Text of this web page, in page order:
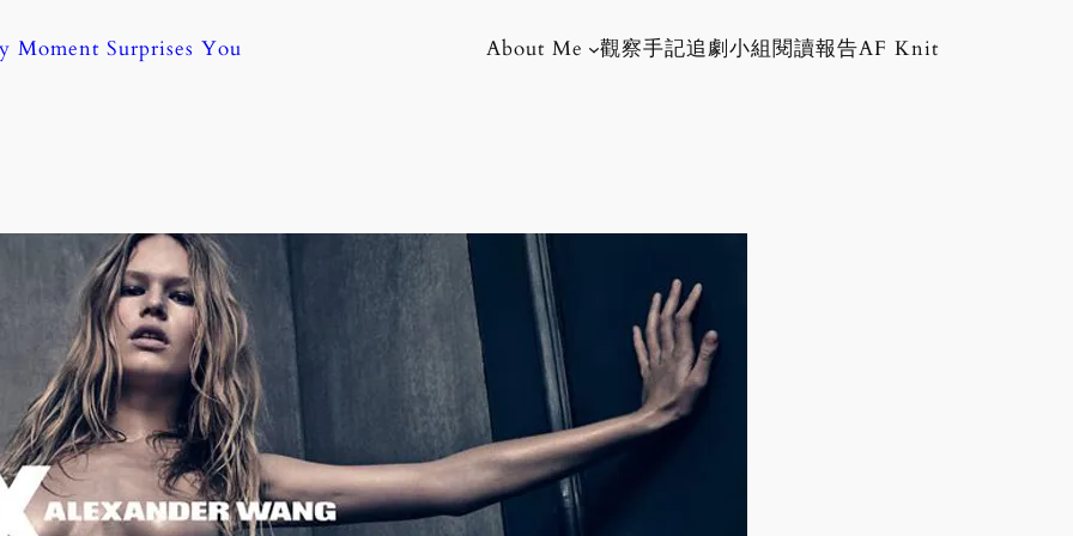
Moment Surprises You About Me 觀察手記追劇小組閱讀報告AF Knit